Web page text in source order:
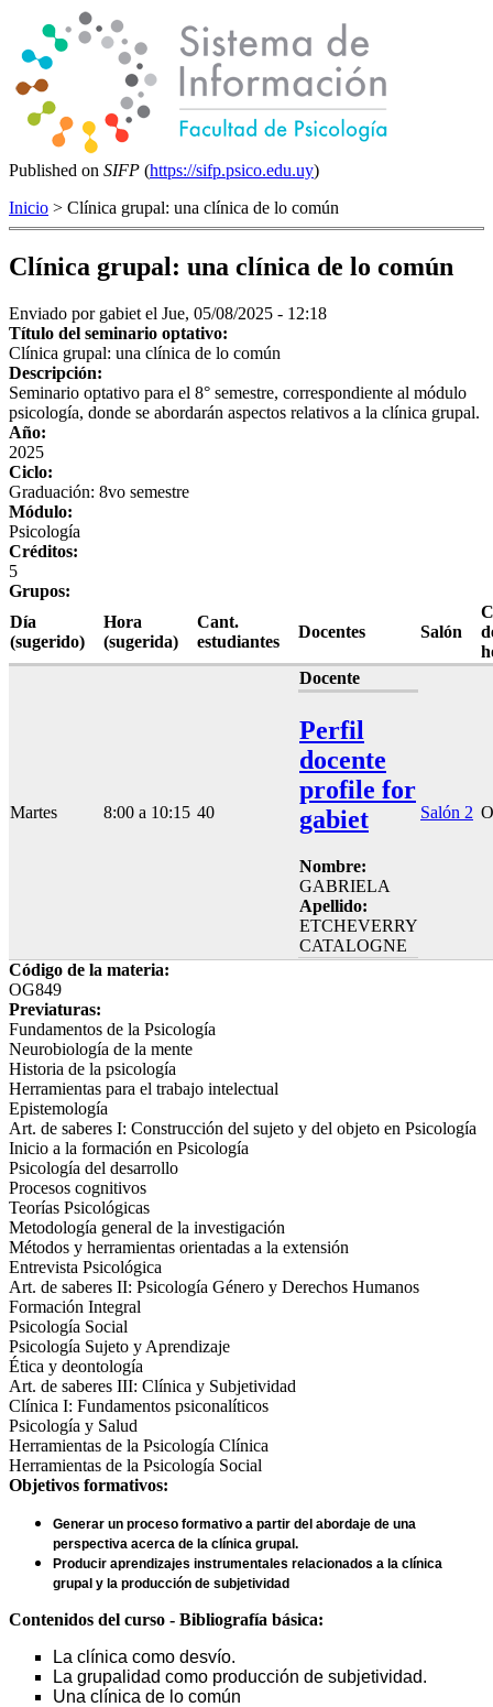
Published on SIFP (https://sifp.psico.edu.uy)
Inicio > Clínica grupal: una clínica de lo común
Clínica grupal: una clínica de lo común
Enviado por gabiet el Jue, 05/08/2025 - 12:18
Título del seminario optativo:
Clínica grupal: una clínica de lo común
Descripción:
Seminario optativo para el 8° semestre, correspondiente al módulo
psicología, donde se abordarán aspectos relativos a la clínica grupal.
Año:
2025
Ciclo:
Graduación: 8vo semestre
Módulo:
Psicología
Créditos:
5
Grupos:
Día
(sugerido)
Hora
(sugerida)
Cant.
estudiantes
Docentes Salón
Martes 8:00 a 10:15 40
Docente
Perfil
docente
profile for
gabiet
Nombre:
GABRIELA
Apellido:
ETCHEVERRY
CATALOGNE
Salón 2
Código de la materia:
OG849
Previaturas:
Fundamentos de la Psicología
Neurobiología de la mente
Historia de la psicología
Herramientas para el trabajo intelectual
Epistemología
Art. de saberes I: Construcción del sujeto y del objeto en Psicología
Inicio a la formación en Psicología
Psicología del desarrollo
Procesos cognitivos
Teorías Psicológicas
Metodología general de la investigación
Métodos y herramientas orientadas a la extensión
Entrevista Psicológica
Art. de saberes II: Psicología Género y Derechos Humanos
Formación Integral
Psicología Social
Psicología Sujeto y Aprendizaje
Ética y deontología
Art. de saberes III: Clínica y Subjetividad
Clínica I: Fundamentos psiconalíticos
Psicología y Salud
Herramientas de la Psicología Clínica
Herramientas de la Psicología Social
Objetivos formativos:
Generar un proceso formativo a partir del abordaje de una
perspectiva acerca de la clínica grupal.
Producir aprendizajes instrumentales relacionados a la clínica
grupal y la producción de subjetividad
Contenidos del curso - Bibliografía básica:
La clínica como desvío.
La grupalidad como producción de subjetividad.
Una clínica de lo común